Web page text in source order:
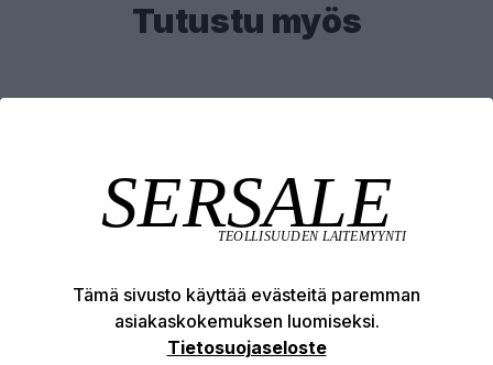
Tutustu myös
Tämä sivusto käyttää evästeitä paremman
asiakaskokemuksen luomiseksi.
Tietosuojaseloste